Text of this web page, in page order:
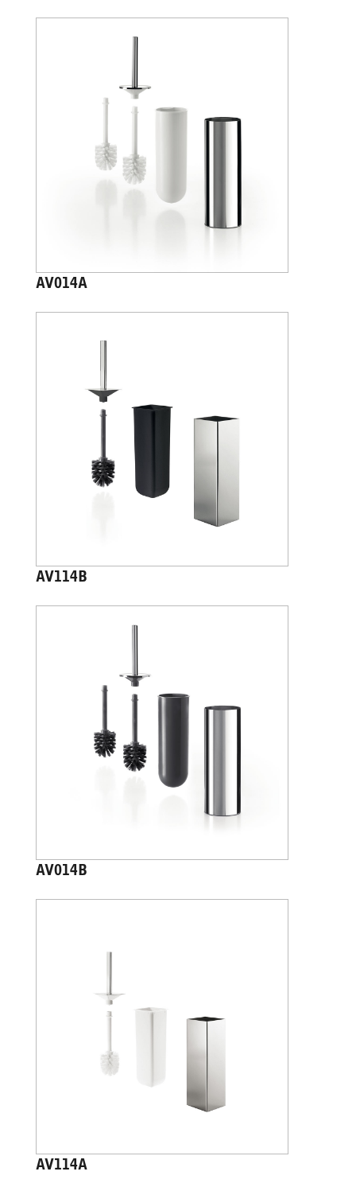
AV014A
AV114B
AV014B
AV114A